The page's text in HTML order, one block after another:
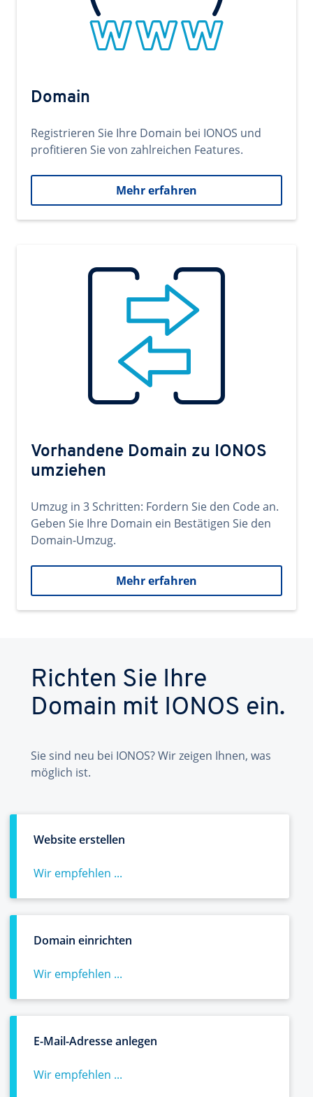
Domain
Registrieren Sie Ihre Domain bei IONOS und
profitieren Sie von zahlreichen Features.
Mehr erfahren
Vorhandene Domain zu IONOS
umziehen
Umzug in 3 Schritten: Fordern Sie den Code an.
Geben Sie Ihre Domain ein Bestätigen Sie den
Domain-Umzug.
Mehr erfahren
Richten Sie Ihre
Domain mit IONOS ein.
Sie sind neu bei IONOS? Wir zeigen Ihnen, was
möglich ist.
Website erstellen
Wir empfehlen ...
Domain einrichten
Wir empfehlen ...
E-Mail-Adresse anlegen
Wir empfehlen ...